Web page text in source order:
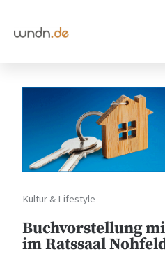
Kultur & Lifestyle
Buchvorstellung
im Ratssaal